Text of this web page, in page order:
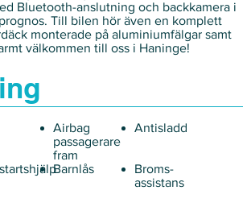
Bluetooth-anslutning och backkamera i
Till bilen hör även en komplett
monterade på aluminiumfälgar samt
välkommen till oss i Haninge!
Airbag
passagerare
fram
Antisladd
Barnlås
Broms-
assistans